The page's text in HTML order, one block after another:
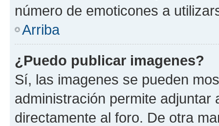
número de emoticones a
Arriba
¿Puedo publicar imagenes?
Sí, las imagenes se pueden
administración permite
directamente al foro. De otra